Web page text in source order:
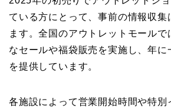
ている方にとって、事前の情報収集
ます。全国のアウトレットモールで
なセールや福袋販売を実施し、年に
を提供しています。
各施設によって営業開始時間や特別